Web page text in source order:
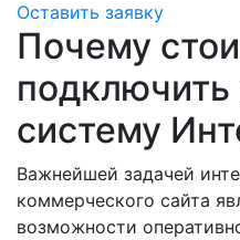
Оставить заявку
Почему
систему
Важнейшей задачей
коммерческого сайта
возможности